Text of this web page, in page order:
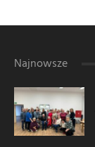
Najnowsze